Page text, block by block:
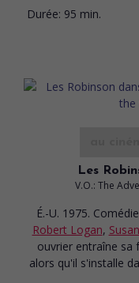
Durée: 95 min.
Les
V.O.: The
É.-U. 1975.
Robert Logan,
ouvrier entraîne sa
alors qu'il s'installe